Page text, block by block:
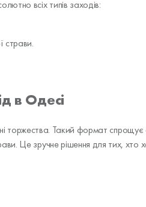
всіх типів заходів:
страви.
в Одесі
торжества. Такий формат
Це зручне рішення для тих,